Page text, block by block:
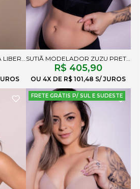
R$ 405,90
4X R$ 101,48
FRETE GRÁTIS P/ SUL E SUDESTE